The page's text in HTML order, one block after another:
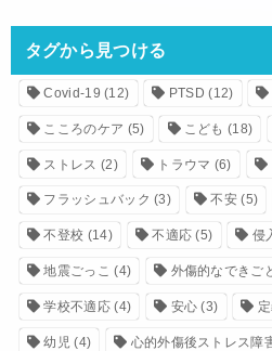
タグから見つける
Covid-19 (12) PTSD (12)
こころのケア (5) こども (18)
ストレス (2) トラウマ (6)
フラッシュバック (3) 不安 (5)
不登校 (14) 不適応 (5) 侵
地震ごっこ (4) 外傷的なできご
学校不適応(4) 安心 (3)
幼児 (4) 心的外傷後ストレス障